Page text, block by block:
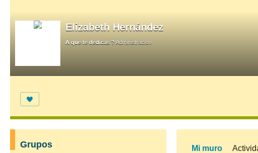
Elizabeth Hernández
A que te dedicas ? Administracion
Mi muro
Grupos